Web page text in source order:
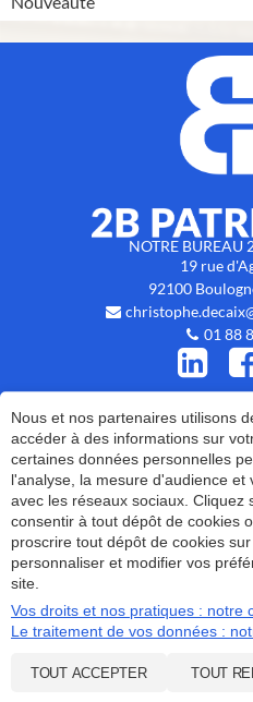
NOTRE BUREAU
19 rue
92100
01 88
Notre cabinet Nos
Plan du site
© 2020 -
Mentions
Nous et nos partenaires utilisons
accéder à des informations sur
certaines données personnelles
l'analyse, la mesure d'audience et
avec les réseaux sociaux. Cliquez
consentir à tout dépôt de cookies
proscrire tout dépôt de cookies
personnaliser et modifier vos
site.
Vos droits et nos pratiques : notre
Le traitement de vos données :
TOUT ACCEPTER TOUT